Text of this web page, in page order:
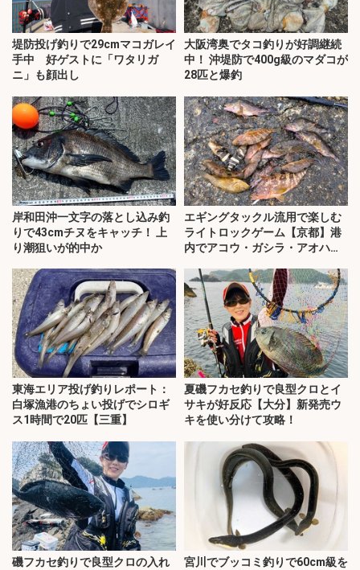
堤防投げ釣りで29cmマコガレイ
手中 好ゲストに「ワタリガ
ニ」も顔出し
大阪湾奥でタコ釣りが好調継続
中！ 沖堤防で400g級のマダコが
28匹と爆釣
岸和田沖一文字の落とし込み釣
りで43cmチヌをキャッチ！ 上
り潮狙いが的中か
エギングタックル流用で楽しむ
ライトロックゲーム【京都】港
内でアコウ・ガシラ・アオハタ
東海エリア投げ釣りレポート：
白塚漁港のちょい投げでシロギ
ス1時間で20匹【三重】
夏磯フカセ釣りで良型クロとイ
サキが好反応【大分】新発売ウ
キを使い分けて攻略！
磯フカセ釣りで良型クロの入れ
宮川でブッコミ釣りで60cm級を